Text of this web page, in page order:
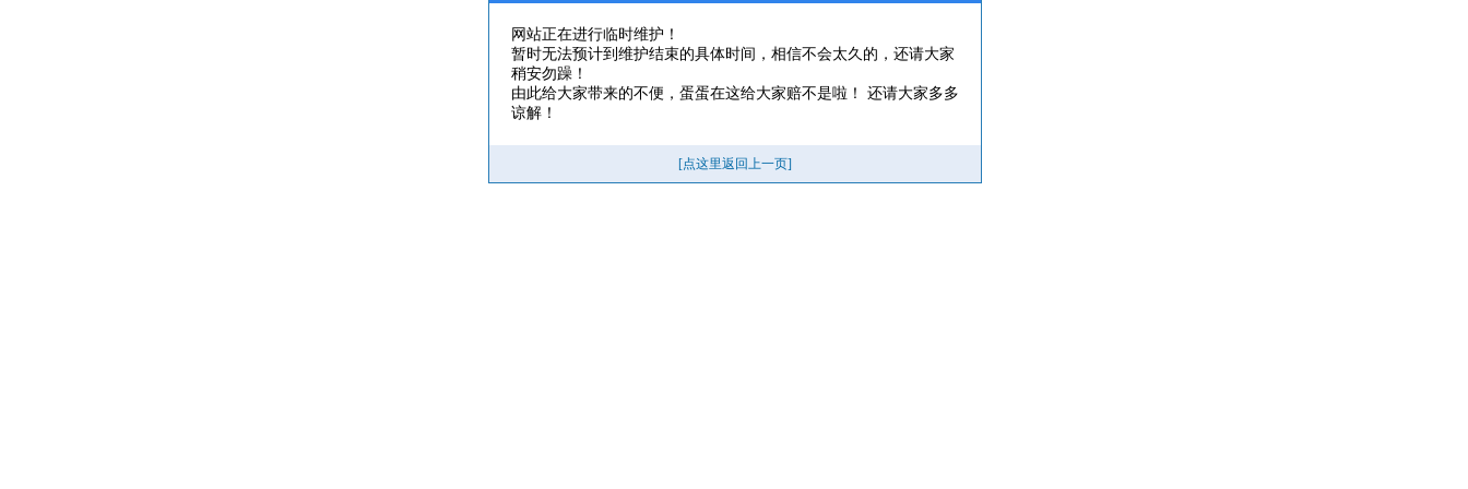
网站正在进行临时维护！
暂时无法预计到维护结束的具体时间，相信不会太久的，还请大家
稍安勿躁！
由此给大家带来的不便，蛋蛋在这给大家赔不是啦！ 还请大家多多
谅解！
[点这里返回上一页]